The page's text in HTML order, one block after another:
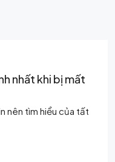
nhất khi bị mất
nên tìm hiểu của tất